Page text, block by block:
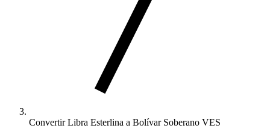
Convertir Libra Esterlina a Bolívar Soberano VES